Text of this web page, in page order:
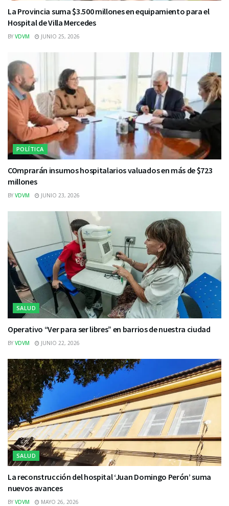
La Provincia suma $3.500 millones en equipamiento para el
Hospital de Villa Mercedes
BY VDVM JUNIO 25, 2026
POLÍTICA
COmprarán insumos hospitalarios valuados en más de $723
millones
BY VDVM JUNIO 23, 2026
SALUD
Operativo “Ver para ser libres” en barrios de nuestra ciudad
BY VDVM JUNIO 22, 2026
SALUD
La reconstrucción del hospital ‘Juan Domingo Perón’ suma
nuevos avances
BY VDVM MAYO 26, 2026